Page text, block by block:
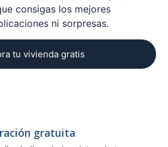
consigas los mejores
ni sorpresas.
tu vivienda gratis
gratuita